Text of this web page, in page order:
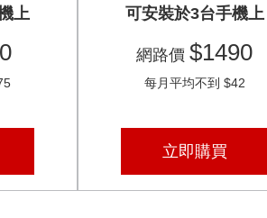
上 可安裝於3台手機上
網路價$1490
每月平均不到 $42
立即購買